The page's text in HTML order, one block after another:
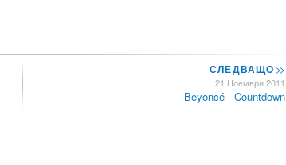
СЛЕДВАЩО>>
21 Ноември 2011
Beyoncé - Countdown